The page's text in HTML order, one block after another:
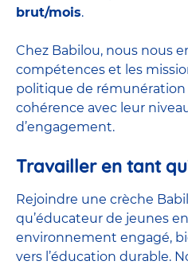
brut/mois.
Chez Babilou, nous nous
compétences et les
politique de rémunération
cohérence avec leur
d’engagement.
Travailler en tant
Rejoindre une crèche
qu’éducateur de jeunes
environnement engagé,
vers l’éducation durable.